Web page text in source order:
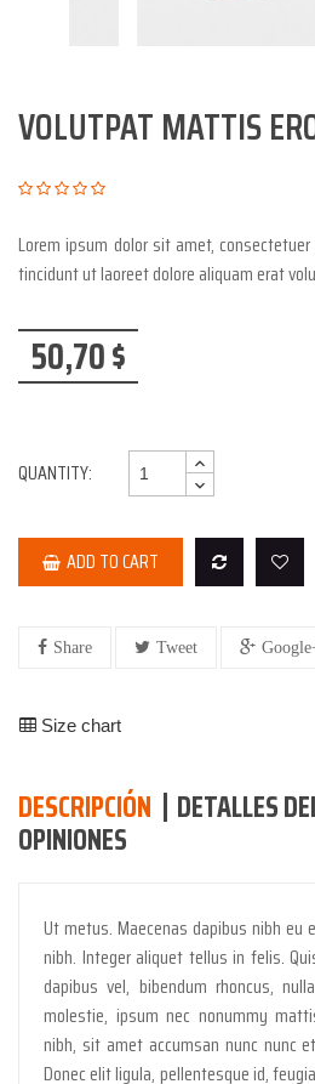
VOLUTPAT MATTIS
Lorem ipsum dolor sit amet,
tincidunt ut laoreet dolore aliquam erat
50,70 $
QUANTITY:
ADD TO CART
Share Tweet
Size chart
DESCRIPCIÓN DETALLES
OPINIONES
Ut metus. Maecenas dapibus nibh eu
nibh. Integer aliquet tellus in felis.
dapibus vel, bibendum rhoncus,
molestie, ipsum nec nonummy
nibh, sit amet accumsan nunc nunc
Donec elit ligula, pellentesque id,